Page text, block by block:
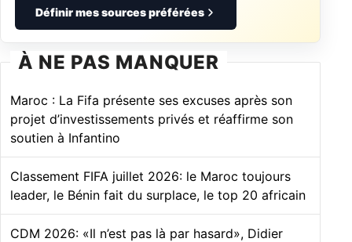
Définir mes sources préférées
À NE PAS MANQUER
Maroc : La Fifa présente ses excuses après son
projet d’investissements privés et réaffirme son
soutien à Infantino
Classement FIFA juillet 2026: le Maroc toujours
leader, le Bénin fait du surplace, le top 20 africain
CDM 2026: «Il n’est pas là par hasard», Didier